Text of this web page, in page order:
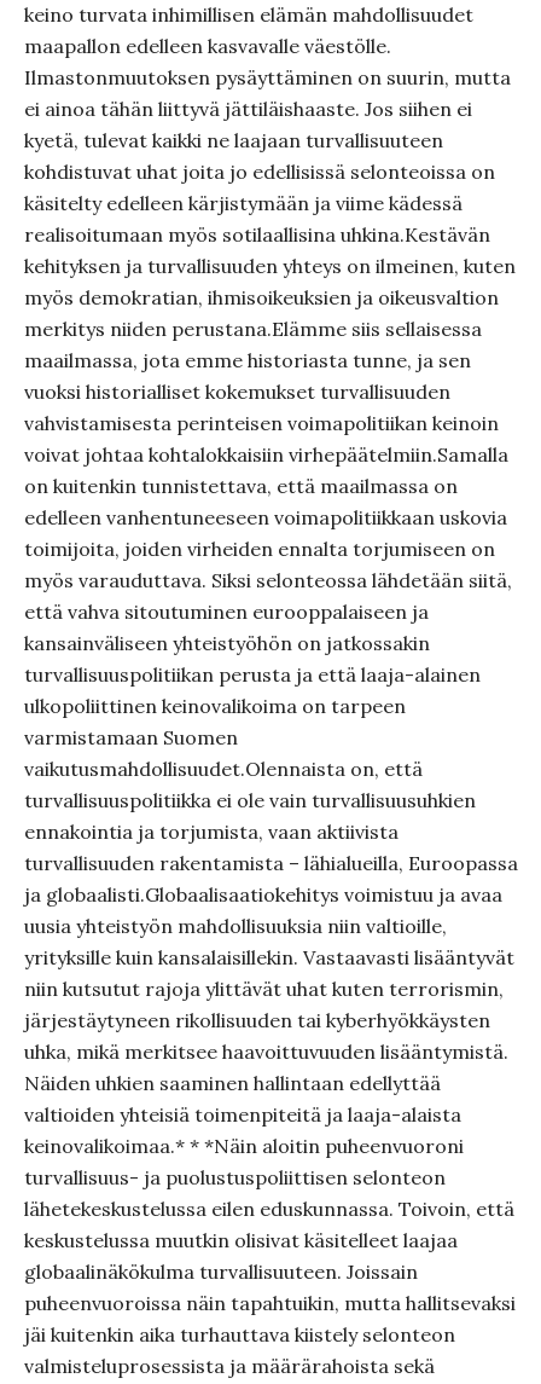
keino turvata inhimillisen elämän mahdollisuudet
maapallon edelleen kasvavalle väestölle.
Ilmastonmuutoksen pysäyttäminen on suurin, mutta
ei ainoa tähän liittyvä jättiläishaaste. Jos siihen ei
kyetä, tulevat kaikki ne laajaan turvallisuuteen
kohdistuvat uhat joita jo edellisissä selonteoissa on
käsitelty edelleen kärjistymään ja viime kädessä
realisoitumaan myös sotilaallisina uhkina.Kestävän
kehityksen ja turvallisuuden yhteys on ilmeinen, kuten
myös demokratian, ihmisoikeuksien ja oikeusvaltion
merkitys niiden perustana.Elämme siis sellaisessa
maailmassa, jota emme historiasta tunne, ja sen
vuoksi historialliset kokemukset turvallisuuden
vahvistamisesta perinteisen voimapolitiikan keinoin
voivat johtaa kohtalokkaisiin virhepäätelmiin.Samalla
on kuitenkin tunnistettava, että maailmassa on
edelleen vanhentuneeseen voimapolitiikkaan uskovia
toimijoita, joiden virheiden ennalta torjumiseen on
myös varauduttava. Siksi selonteossa lähdetään siitä,
että vahva sitoutuminen eurooppalaiseen ja
kansainväliseen yhteistyöhön on jatkossakin
turvallisuuspolitiikan perusta ja että laaja-alainen
ulkopoliittinen keinovalikoima on tarpeen
varmistamaan Suomen
vaikutusmahdollisuudet.Olennaista on, että
turvallisuuspolitiikka ei ole vain turvallisuusuhkien
ennakointia ja torjumista, vaan aktiivista
turvallisuuden rakentamista – lähialueilla, Euroopassa
ja globaalisti.Globaalisaatiokehitys voimistuu ja avaa
uusia yhteistyön mahdollisuuksia niin valtioille,
yrityksille kuin kansalaisillekin. Vastaavasti lisääntyvät
niin kutsutut rajoja ylittävät uhat kuten terrorismin,
järjestäytyneen rikollisuuden tai kyberhyökkäysten
uhka, mikä merkitsee haavoittuvuuden lisääntymistä.
Näiden uhkien saaminen hallintaan edellyttää
valtioiden yhteisiä toimenpiteitä ja laaja-alaista
keinovalikoimaa.* * *Näin aloitin puheenvuoroni
turvallisuus- ja puolustuspoliittisen selonteon
lähetekeskustelussa eilen eduskunnassa. Toivoin, että
keskustelussa muutkin olisivat käsitelleet laajaa
globaalinäkökulma turvallisuuteen. Joissain
puheenvuoroissa näin tapahtuikin, mutta hallitsevaksi
jäi kuitenkin aika turhauttava kiistely selonteon
valmisteluprosessista ja määrärahoista sekä